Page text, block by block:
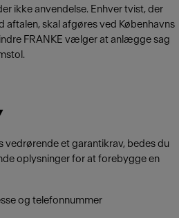
ikke anvendelse. Enhver tvist, der
aftalen, skal afgøres ved Københavns
FRANKE vælger at anlægge sag
vedrørende et garantikrav, bedes du
oplysninger for at forebygge en
og telefonnummer